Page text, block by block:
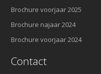
Brochure voorjaar 2025
Brochure najaar 2024
Brochure voorjaar 2024
Contact